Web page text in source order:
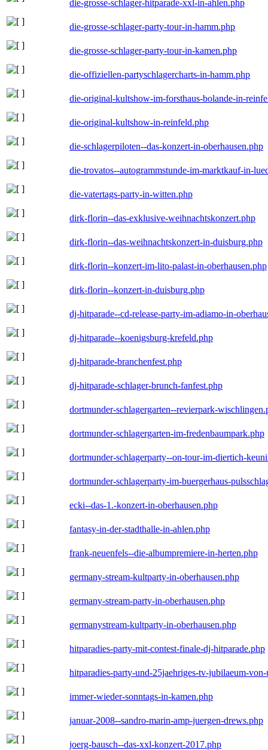
die-grosse-schlager-hitparade-xxl-in-ahlen.php
die-grosse-schlager-party-tour-in-hamm.php
die-grosse-schlager-party-tour-in-kamen.php
die-offiziellen-partyschlagercharts-in-hamm.php
die-original-kultshow-im-forsthaus-bolande-in-
die-original-kultshow-in-reinfeld.php
die-schlagerpiloten--das-konzert-in-oberhausen.php
die-trovatos--autogrammstunde-im-marktkauf-in-
die-vatertags-party-in-witten.php
dirk-florin--das-exklusive-weihnachtskonzert.php
dirk-florin--das-weihnachtskonzert-in-duisburg.php
dirk-florin--konzert-im-lito-palast-in-oberhausen.php
dirk-florin--konzert-in-duisburg.php
dj-hitparade--cd-release-party-im-adiamo-in-
dj-hitparade--koenigsburg-krefeld.php
dj-hitparade-branchenfest.php
dj-hitparade-schlager-brunch-fanfest.php
dortmunder-schlagergarten--revierpark-
dortmunder-schlagergarten-im-fredenbaumpark.php
dortmunder-schlagerparty--on-tour-im-diertich-
dortmunder-schlagerparty-im-buergerhaus-
ecki--das-1.-konzert-in-oberhausen.php
fantasy-in-der-stadthalle-in-ahlen.php
frank-neuenfels--die-albumpremiere-in-herten.php
germany-stream-kultparty-in-oberhausen.php
germany-stream-party-in-oberhausen.php
germanystream-kultparty-in-oberhausen.php
hitparadies-party-mit-contest-finale-dj-hitparade.php
hitparadies-party-und-25jaehriges-tv-jubilaeum-
immer-wieder-sonntags-in-kamen.php
januar-2008--sandro-marin-amp-juergen-drews.php
joerg-bausch--das-xxl-konzert-2017.php